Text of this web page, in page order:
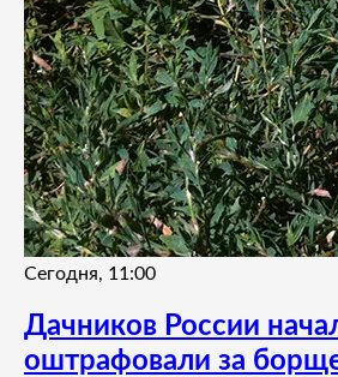
Сегодня, 11:00
Дачников России
оштрафовали за